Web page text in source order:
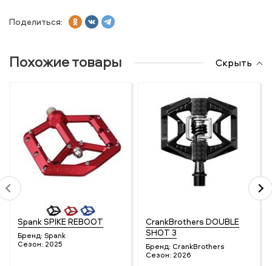
Поделиться:
Похожие товары Скрыть
Spank SPIKE REBOOT
Бренд: Spank
Сезон: 2025
CrankBrothers DOUBLE
SHOT 3
Бренд: CrankBrothers
Сезон: 2026